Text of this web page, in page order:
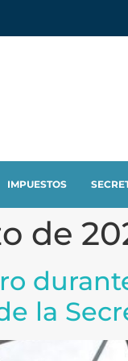
IMPUESTOS
de
la